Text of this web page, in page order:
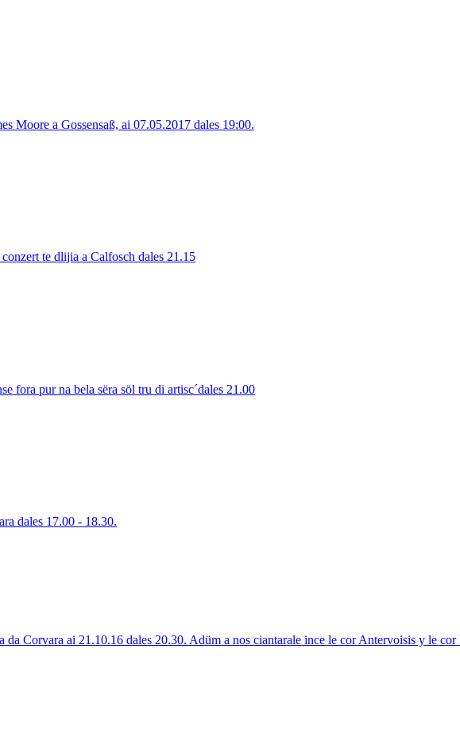
Moore a Gossensaß, ai 07.05.2017 dales 19:00.
te dlijia a Calfosch dales 21.15
fora pur na bela sëra söl tru di artisc´dales 21.00
dales 17.00 - 18.30.
Corvara ai 21.10.16 dales 20.30. Adüm a nos ciantarale ince le cor Antervoisis y le cor